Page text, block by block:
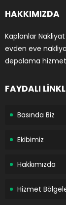
HAKKIMIZDA
Kaplanlar
evden eve
depolama
FAYDALI
Basında Biz
Ekibimiz
Hakkımızda
Hizmet